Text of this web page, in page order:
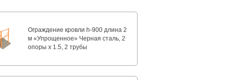
Ограждение кровли h-900 длина 2
м «Упрощенное» Черная сталь, 2
опоры х 1.5, 2 трубы